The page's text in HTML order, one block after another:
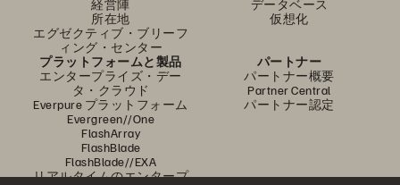
経営陣
所在地
エグゼクティブ・ブリーフ
ィング・センター
データベース
仮想化
プラットフォームと製品
エンタープライズ・デー
タ・クラウド
Everpure プラットフォーム
Evergreen//One
FlashArray
FlashBlade
FlashBlade//EXA
リアルタイムのエンタープ
パートナー
パートナー概要
Partner Central
パートナー認定